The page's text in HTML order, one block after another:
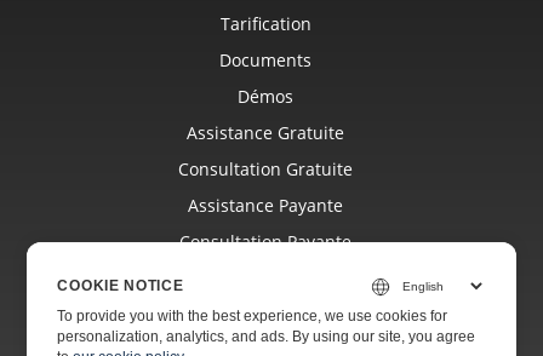
Tarification
Documents
Démos
Assistance Gratuite
Consultation Gratuite
Assistance Payante
Consultation Payante
Sites Internet
COOKIE NOTICE
To provide you with the best experience, we use cookies for
personalization, analytics, and ads. By using our site, you agree